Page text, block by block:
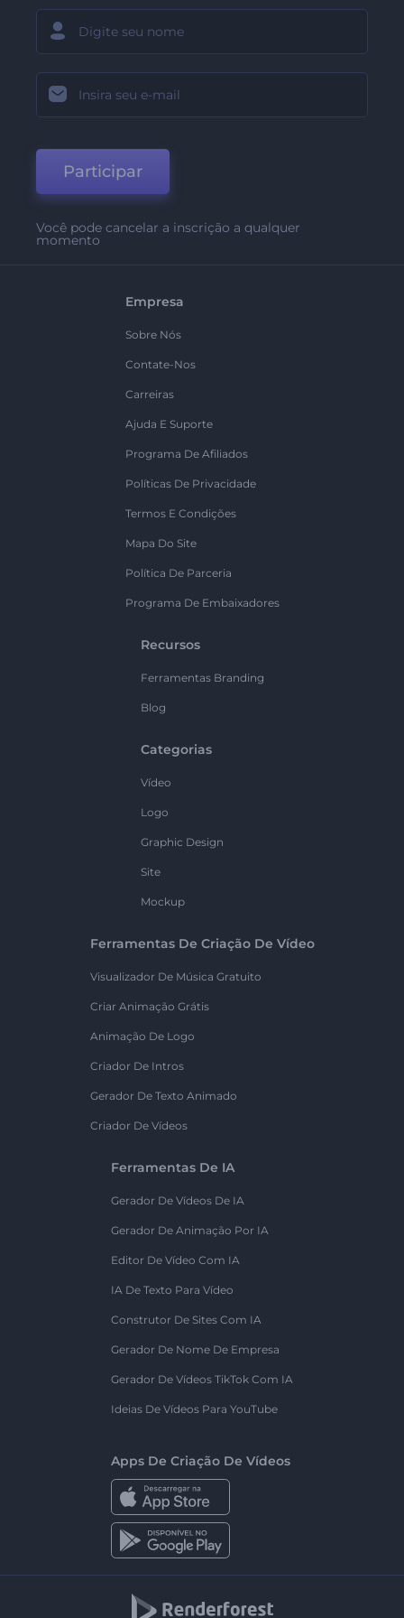
Participar
Você pode cancelar a inscrição a qualquer
momento
Empresa
Sobre Nós
Contate-Nos
Carreiras
Ajuda E Suporte
Programa De Afiliados
Políticas De Privacidade
Termos E Condições
Mapa Do Site
Política De Parceria
Programa De Embaixadores
Recursos
Ferramentas Branding
Blog
Categorias
Vídeo
Logo
Graphic Design
Site
Mockup
Ferramentas De Criação De Vídeo
Visualizador De Música Gratuito
Criar Animação Grátis
Animação De Logo
Criador De Intros
Gerador De Texto Animado
Criador De Vídeos
Ferramentas De IA
Gerador De Vídeos De IA
Gerador De Animação Por IA
Editor De Vídeo Com IA
IA De Texto Para Vídeo
Construtor De Sites Com IA
Gerador De Nome De Empresa
Gerador De Vídeos TikTok Com IA
Ideias De Vídeos Para YouTube
Apps De Criação De Vídeos